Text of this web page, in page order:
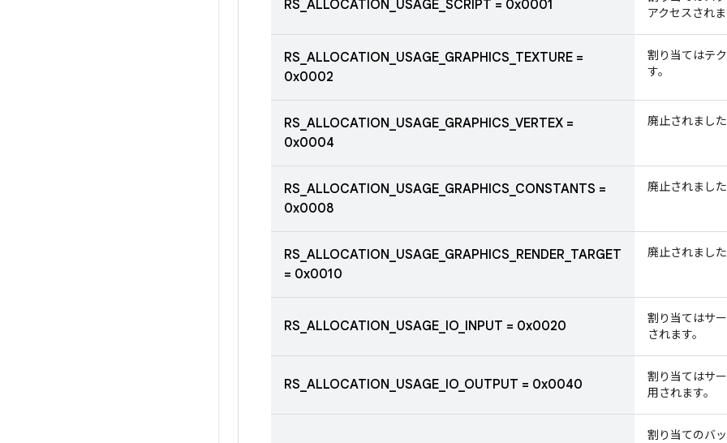
RS_ALLOCATION_USAGE_SCRIPT = 0x0001
アクセスされ
RS_ALLOCATION_USAGE_GRAPHICS_TEXTURE =
0x0002
割り当てはテ
す。
RS_ALLOCATION_USAGE_GRAPHICS_VERTEX =
0x0004
廃止されまし
RS_ALLOCATION_USAGE_GRAPHICS_CONSTANTS =
0x0008
廃止されまし
RS_ALLOCATION_USAGE_GRAPHICS_RENDER_TARGET
= 0x0010
廃止されまし
RS_ALLOCATION_USAGE_IO_INPUT = 0x0020
割り当てはサ
されます。
RS_ALLOCATION_USAGE_IO_OUTPUT = 0x0040
割り当てはサ
用されます。
割り当てのバ